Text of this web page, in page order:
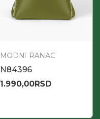
MODNI RANAC
N84396
1.990,00RSD